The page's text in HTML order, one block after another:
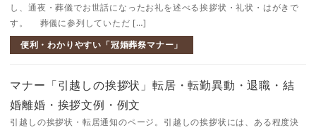
し、通夜・葬儀でお世話になったお礼を述べる挨拶状・礼状・はがきで
す。 葬儀に参列していただ […]
便利・わかりやすい「冠婚葬祭マナー」
マナー「引越しの挨拶状」転居・転勤異動・退職・結
婚離婚・挨拶文例・例文
引越しの挨拶状・転居通知のページ。引越しの挨拶状には、ある程度決